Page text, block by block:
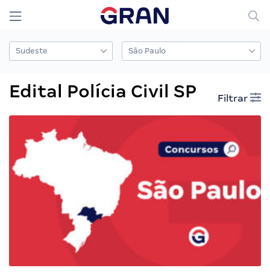
Edital Polícia Civil SP Filtrar